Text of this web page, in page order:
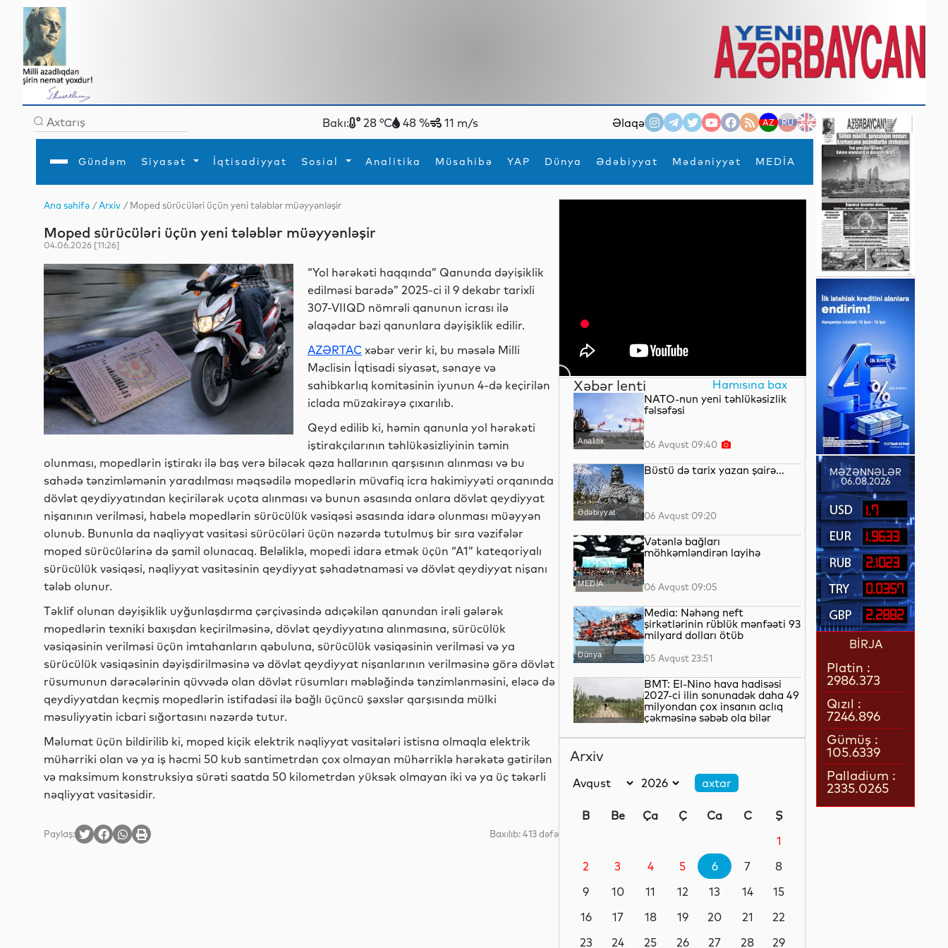
Bakı: 28 °C 48 % 11 m/s Əlaqə AZ RU EN
Gündəm Siyasət İqtisadiyyat Sosial Analitika Müsahibə YAP Dünya Ədəbiyyat Mədəniyyət MEDİA
×
Gündəm
İqtisadiyyat
Analitika
Mədəniyyət
Müsahibə
MEDİA
Xarici siyasətTurizm
Hadisə
Diaspor
İdmanYeni texnologiyalar
Ana səhifə /Arxiv / Moped sürücüləri üçün yeni tələblər müəyyənləşir
Moped sürücüləri üçün yeni tələblər müəyyənləşir
04.06.2026 [11:26]
“Yol hərəkəti haqqında” Qanunda dəyişiklik
edilməsi barədə” 2025-ci il 9 dekabr tarixli
307-VIIQD nömrəli qanunun icrası ilə
əlaqədar bəzi qanunlara dəyişiklik edilir.
AZƏRTAC xəbər verir ki, bu məsələ Milli
Məclisin İqtisadi siyasət, sənaye və
sahibkarlıq komitəsinin iyunun 4-də keçirilən
iclada müzakirəyə çıxarılıb.
Qeyd edilib ki, həmin qanunla yol hərəkəti
iştirakçılarının təhlükəsizliyinin təmin
olunması, mopedlərin iştirakı ilə baş verə biləcək qəza hallarının qarşısının alınması və bu
sahədə tənzimləmənin yaradılması məqsədilə mopedlərin müvafiq icra hakimiyyəti orqanında
dövlət qeydiyyatından keçirilərək uçota alınması və bunun əsasında onlara dövlət qeydiyyat
nişanının verilməsi, habelə mopedlərin sürücülük vəsiqəsi əsasında idarə olunması müəyyən
olunub. Bununla da nəqliyyat vasitəsi sürücüləri üçün nəzərdə tutulmuş bir sıra vəzifələr
moped sürücülərinə də şamil olunacaq. Beləliklə, mopedi idarə etmək üçün “A1” kateqoriyalı
sürücülük vəsiqəsi, nəqliyyat vasitəsinin qeydiyyat şəhadətnaməsi və dövlət qeydiyyat nişanı
tələb olunur.
Təklif olunan dəyişiklik uyğunlaşdırma çərçivəsində adıçəkilən qanundan irəli gələrək
mopedlərin texniki baxışdan keçirilməsinə, dövlət qeydiyyatına alınmasına, sürücülük
vəsiqəsinin verilməsi üçün imtahanların qəbuluna, sürücülük vəsiqəsinin verilməsi və ya
sürücülük vəsiqəsinin dəyişdirilməsinə və dövlət qeydiyyat nişanlarının verilməsinə görə dövlət
rüsumunun dərəcələrinin qüvvədə olan dövlət rüsumları məbləğində tənzimlənməsini, eləcə də
qeydiyyatdan keçmiş mopedlərin istifadəsi ilə bağlı üçüncü şəxslər qarşısında mülki
məsuliyyətin icbari sığortasını nəzərdə tutur.
Məlumat üçün bildirilib ki, moped kiçik elektrik nəqliyyat vasitələri istisna olmaqla elektrik
mühərriki olan və ya iş həcmi 50 kub santimetrdən çox olmayan mühərriklə hərəkətə gətirilən
və maksimum konstruksiya sürəti saatda 50 kilometrdən yüksək olmayan iki və ya üç təkərli
nəqliyyat vasitəsidir.
Paylaş: Baxılıb: 413 dəfə
Xəbər lenti Hamısına bax
Analitik
NATO-nun yeni təhlükəsizlik
fəlsəfəsi
06 Avqust 09:40
Ədəbiyyat
Büstü də tarix yazan şairə...
06 Avqust 09:20
MEDİA
Vətənlə bağları
möhkəmləndirən layihə
06 Avqust 09:05
Dünya
Media: Nəhəng neft
şirkətlərinin rüblük mənfəəti 93
milyard dolları ötüb
05 Avqust 23:51
Dünya
BMT: El-Nino hava hadisəsi
2027-ci ilin sonunadək daha 49
milyondan çox insanın aclıq
çəkməsinə səbəb ola bilər
buraxıb
Dünya
federativ dövlət modeli aktual
05 Avqust 22:36
YAP xəbərləri
Türk dünyasının birliyinə
tərəfdaşlıq
05 Avqust 22:23
Arxiv
B Be Ça Ç Ca C
Ş
1
2
3 4 5 6 7
8
9
10 11 12 13 14
15
16
17 18 19 20 21
22
23
24 25 26 27 28
29
MƏZƏNNƏLƏR
06.08.2026
1.7
1.9633
2.1023
0.0357
2.2882
BİRJA
Platin :
2986.373
Qızıl :
7246.896
Gümüş :
105.6339
Palladium :
2335.0265